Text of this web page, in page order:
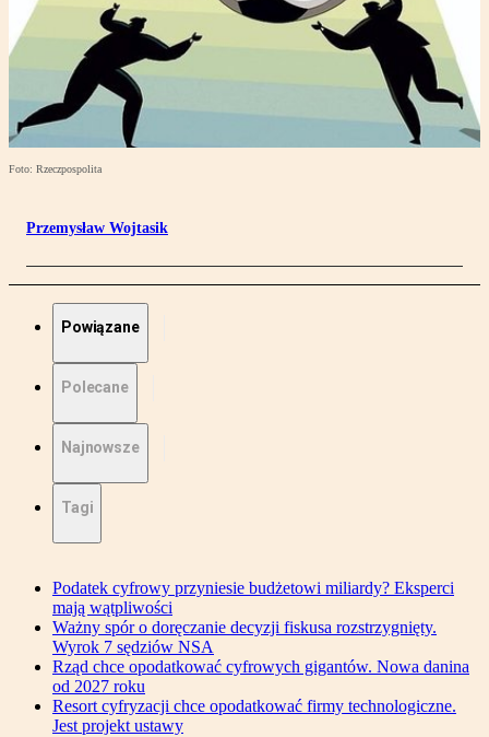
Foto: Rzeczpospolita
Przemysław Wojtasik
Powiązane
Polecane
Najnowsze
Tagi
Podatek cyfrowy przyniesie budżetowi miliardy? Eksperci
mają wątpliwości
Ważny spór o doręczanie decyzji fiskusa rozstrzygnięty.
Wyrok 7 sędziów NSA
Rząd chce opodatkować cyfrowych gigantów. Nowa danina
od 2027 roku
Resort cyfryzacji chce opodatkować firmy technologiczne.
Jest projekt ustawy